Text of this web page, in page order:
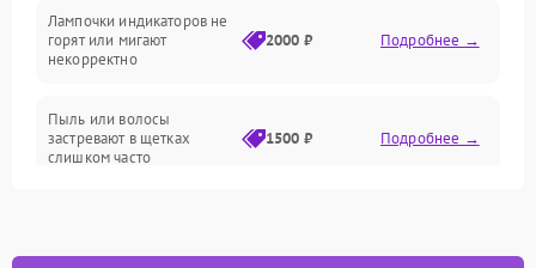
Батарея
Программные сбои
Лампочки индикаторов не
горят или мигают
некорректно
2000 ₽ Подробнее →
Пыль или волосы
застревают в щетках
слишком часто
1500 ₽ Подробнее →